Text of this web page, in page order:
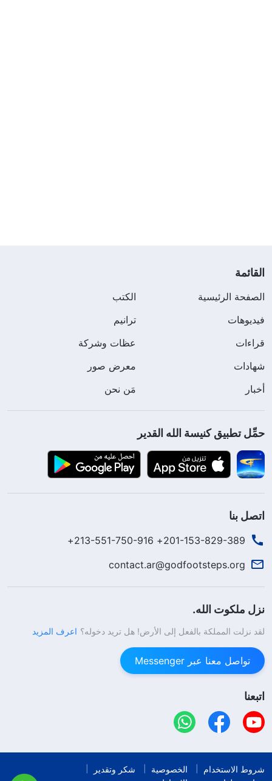
القائمة
الصفحة الرئيسية
الكتب
فيديوهات
ترانيم
قراءات
عظات وشركة
شهادات
معرض صور
أخبار
مَن نحن
حمِّل تطبيق كنيسة الله القدير
اتصل بنا
201-153-829-389+ 213-551-750-916+
contact.ar@godfootsteps.org
نزل ملكوت الله.
لقد نزلت المملكة بالفعل إلى الأرض! هل تريد دخوله؟ اعرف المزيد
تواصل معنا عبر Messenger
اتبعنا
شروط الاستخدام الخصوصية
شكر وتقدير